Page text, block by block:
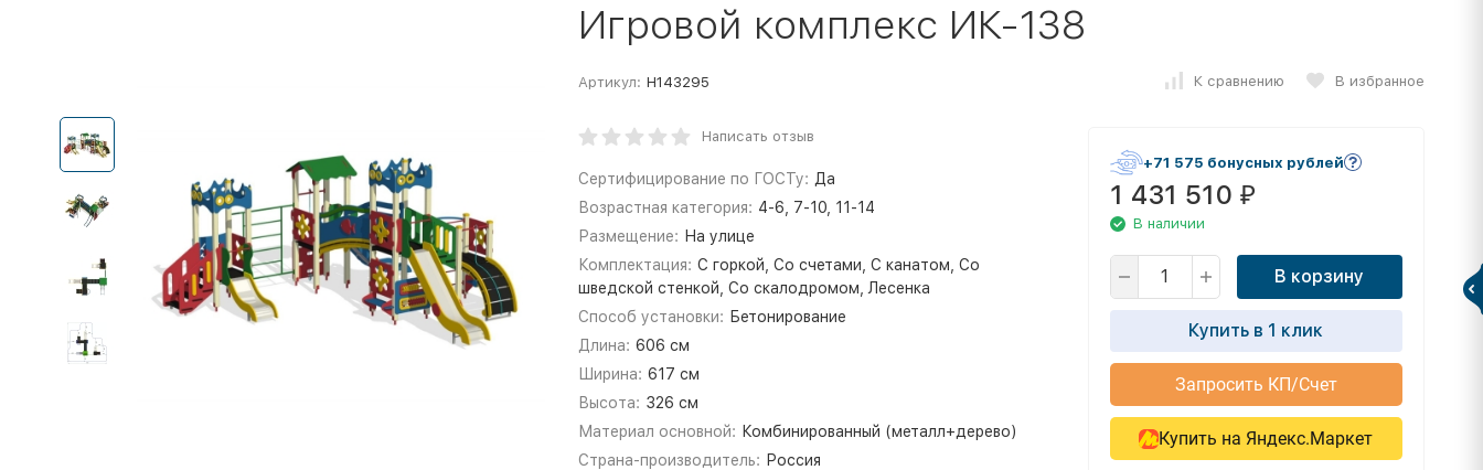
Игровой комплекс ИК-138
Артикул: Н143295 К сравнению В избранное
Написать отзыв
Сертифицирование по ГОСТу: Да
Возрастная категория: 4-6, 7-10, 11-14
Размещение: На улице
Комплектация: С горкой, Со счетами, С канатом, Со
шведской стенкой, Со скалодромом, Лесенка
Способ установки: Бетонирование
Длина: 606 см
Ширина: 617 см
Высота: 326 см
Материал основной: Комбинированный (металл+дерево)
Страна-производитель: Россия
+71 575 бонусных рублей
1 431 510 ₽
В наличии
В корзину
Купить в 1 клик
Запросить КП/Счет
Купить на Яндекс.Маркет